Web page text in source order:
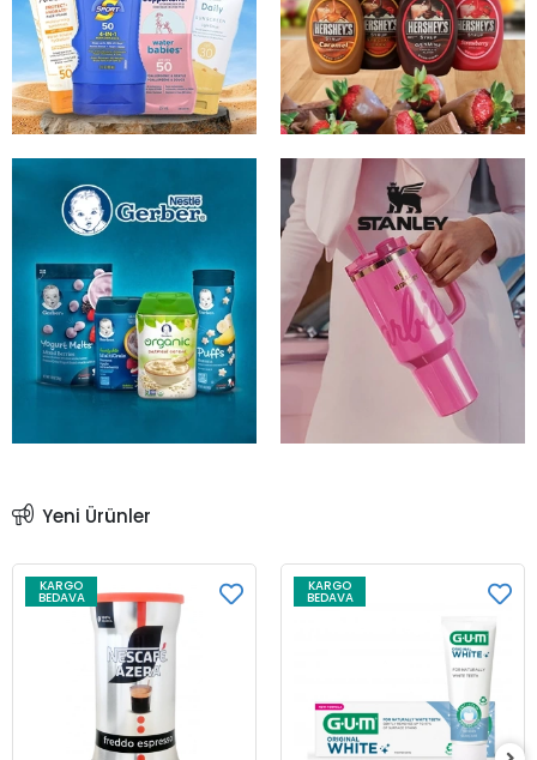
Yeni Ürünler
KARGO
BEDAVA
KARGO
BEDAVA